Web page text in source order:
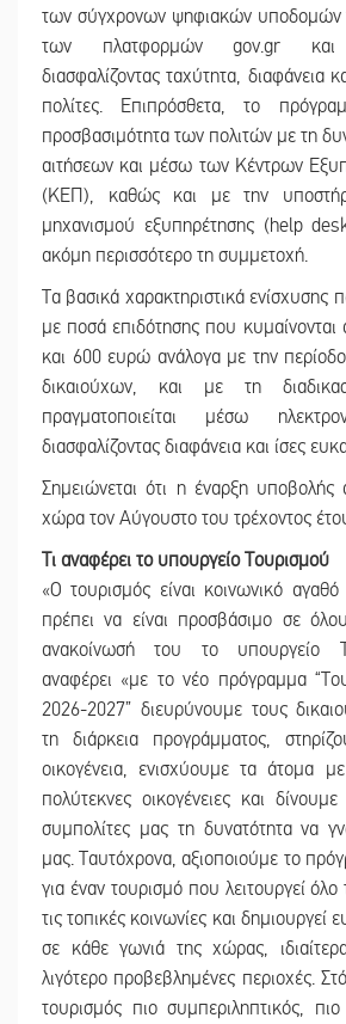
των σύγχρονων ψηφιακών υποδομών
των πλατφορμών gov.gr και
διασφαλίζοντας ταχύτητα, διαφάνεια
πολίτες. Επιπρόσθετα, το
προσβασιμότητα των πολιτών με τη
αιτήσεων και μέσω των Κέντρων
(ΚΕΠ), καθώς και με την
μηχανισμού εξυπηρέτησης (help
ακόμη περισσότερο τη συμμετοχή.
Τα βασικά χαρακτηριστικά ενίσχυσης
με ποσά επιδότησης που
και 600 ευρώ ανάλογα με την
δικαιούχων, και με τη
πραγματοποιείται μέσω
διασφαλίζοντας διαφάνεια και ίσες
Σημειώνεται ότι η έναρξη υποβολής
χώρα τον Αύγουστο του τρέχοντος
Τι αναφέρει το υπουργείο Τουρισμού
«Ο τουρισμός είναι κοινωνικό
πρέπει να είναι προσβάσιμο σε
ανακοίνωσή του το υπουργείο
αναφέρει «με το νέο πρόγραμμα
2026-2027” διευρύνουμε τους
τη διάρκεια προγράμματος,
οικογένεια, ενισχύουμε τα άτομα
πολύτεκνες οικογένειες και
συμπολίτες μας τη δυνατότητα να
μας. Ταυτόχρονα, αξιοποιούμε το
για έναν τουρισμό που λειτουργεί όλο
τις τοπικές κοινωνίες και δημιουργεί
σε κάθε γωνιά της χώρας,
λιγότερο προβεβλημένες περιοχές.
τουρισμός πιο συμπεριληπτικός,